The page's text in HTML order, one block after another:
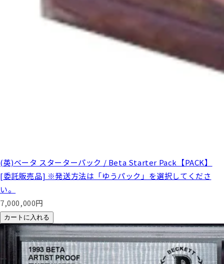
(英)ベータ スターターパック / Beta Starter Pack【PACK】
[委託販売品] ※発送方法は「ゆうパック」を選択してくださ
い。
7,000,000円
カートに入れる